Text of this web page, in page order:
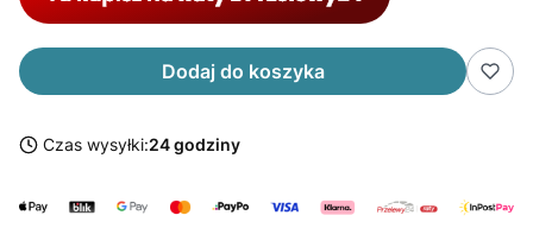
Dodaj do koszyka
Czas wysyłki:24 godziny